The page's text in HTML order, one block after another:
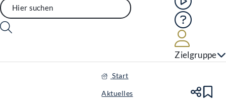
Hilfe
Zielgruppe
Start
Aktuelles